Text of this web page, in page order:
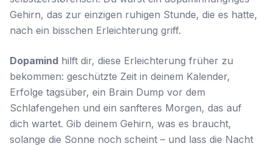
Gehirn, das zur einzigen ruhigen Stunde, die es hatte,
nach ein bisschen Erleichterung griff.
Dopamind hilft dir, diese Erleichterung früher zu
bekommen: geschützte Zeit in deinem Kalender,
Erfolge tagsüber, ein Brain Dump vor dem
Schlafengehen und ein sanfteres Morgen, das auf
dich wartet. Gib deinem Gehirn, was es braucht,
solange die Sonne noch scheint – und lass die Nacht